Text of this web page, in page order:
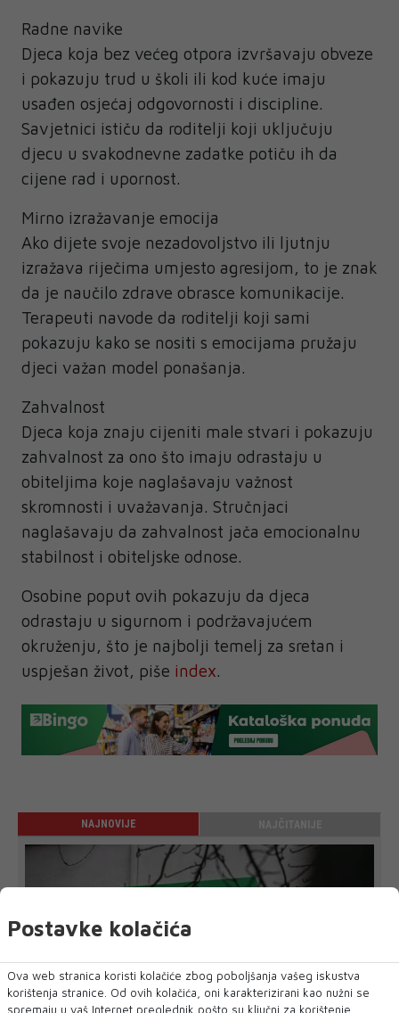
Radne navike
Djeca koja bez većeg otpora izvršavaju obveze
i pokazuju trud u školi ili kod kuće imaju
usađen osjećaj odgovornosti i discipline.
Savjetnici ističu da roditelji koji uključuju
djecu u svakodnevne zadatke potiču ih da
cijene rad i upornost.
Mirno izražavanje emocija
Ako dijete svoje nezadovoljstvo ili ljutnju
izražava riječima umjesto agresijom, to je znak
da je naučilo zdrave obrasce komunikacije.
Terapeuti navode da roditelji koji sami
pokazuju kako se nositi s emocijama pružaju
djeci važan model ponašanja.
Zahvalnost
Djeca koja znaju cijeniti male stvari i pokazuju
zahvalnost za ono što imaju odrastaju u
obiteljima koje naglašavaju važnost
skromnosti i uvažavanja. Stručnjaci
naglašavaju da zahvalnost jača emocionalnu
stabilnost i obiteljske odnose.
Osobine poput ovih pokazuju da djeca
odrastaju u sigurnom i podržavajućem
okruženju, što je najbolji temelj za sretan i
uspješan život, piše index.
NAJNOVIJE
Postavke kolačića
Ova web stranica koristi kolačiće zbog poboljšanja vašeg iskustva
korištenja stranice. Od ovih kolačića, oni karakterizirani kao nužni se
spremaju u vaš Internet preglednik pošto su ključni za korištenje